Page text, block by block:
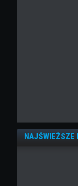
NAJŚWIEŻSZE